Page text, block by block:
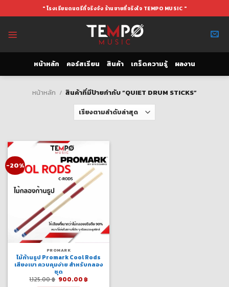
to
" โรงเรียนดนตรีที่จริงจัง ร้านขายที่จริงใจ TEMPO MUSIC "
หน้าหลัก คอร์สเรียน สินค้า เกร็ดความรู้ ผลงาน
หน้าหลัก / สินค้าที่มีป้ายกำกับ “QUIET DRUM STICKS”
-20%
PROMARK
ไม้ก้านธูป Promark Cool Rods
เสียงเบา ควบคุมง่าย สำหรับกลอง
ชุด
1,125.00฿ Original
900.00 ฿Current